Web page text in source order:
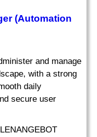
(Automation
and manage
with a strong
daily
secure user